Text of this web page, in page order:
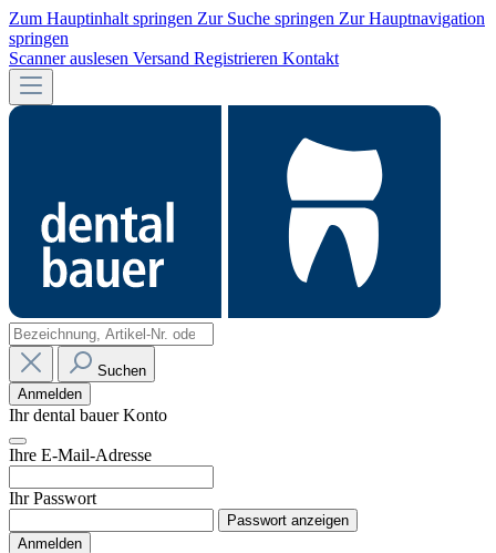
Zum Hauptinhalt springen Zur Suche springen Zur Hauptnavigation
springen
Scanner auslesen Versand Registrieren Kontakt
Suchen
Anmelden
Ihr dental bauer Konto
Ihre E-Mail-Adresse
Ihr Passwort
Passwort anzeigen
Anmelden